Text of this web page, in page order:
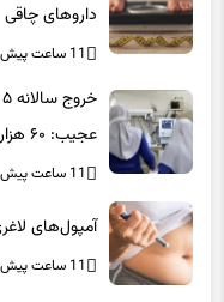
مخالفت شدید
داروهای چاقی
عجیب: ۶۰ هزار پرستار خانه‌نشین شدند؟
آمپول‌های